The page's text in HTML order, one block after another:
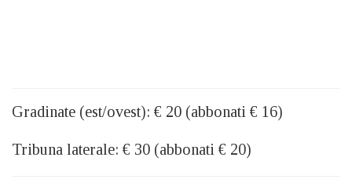
Gradinate (est/ovest): € 20 (abbonati € 16)
Tribuna laterale: € 30 (abbonati € 20)